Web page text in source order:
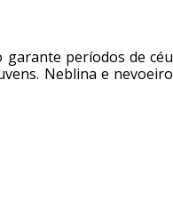
garante períodos de céu
Neblina e nevoeiro